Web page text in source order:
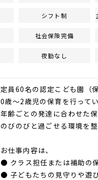
シフト制
社会保険完備
夜勤なし
定員60名の認定こども園（
0歳〜2歳児の保育を行って
年齢ごとの発達に合わせた保
のびのびと過ごせる環境を
お仕事内容は、
● クラス担任または補助の
● 子どもたちの見守りや遊